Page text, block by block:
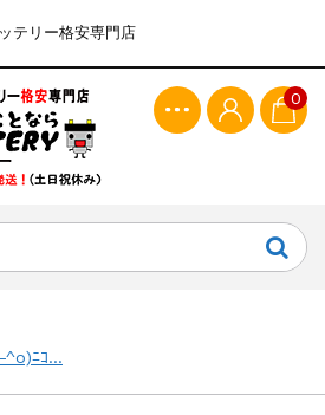
テリー格安専門店
0
ﾆｺ...